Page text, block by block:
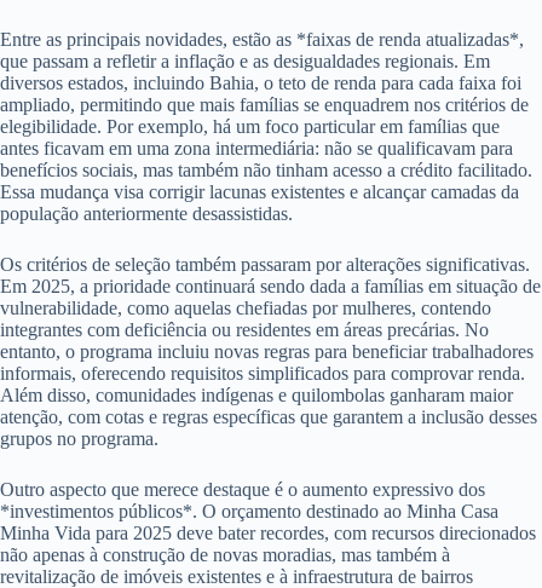
Entre as principais novidades, estão as *faixas de renda atualizadas*,
que passam a refletir a inflação e as desigualdades regionais. Em
diversos estados, incluindo Bahia, o teto de renda para cada faixa foi
ampliado, permitindo que mais famílias se enquadrem nos critérios de
elegibilidade. Por exemplo, há um foco particular em famílias que
antes ficavam em uma zona intermediária: não se qualificavam para
benefícios sociais, mas também não tinham acesso a crédito facilitado.
Essa mudança visa corrigir lacunas existentes e alcançar camadas da
população anteriormente desassistidas.
Os critérios de seleção também passaram por alterações significativas.
Em 2025, a prioridade continuará sendo dada a famílias em situação de
vulnerabilidade, como aquelas chefiadas por mulheres, contendo
integrantes com deficiência ou residentes em áreas precárias. No
entanto, o programa incluiu novas regras para beneficiar trabalhadores
informais, oferecendo requisitos simplificados para comprovar renda.
Além disso, comunidades indígenas e quilombolas ganharam maior
atenção, com cotas e regras específicas que garantem a inclusão desses
grupos no programa.
Outro aspecto que merece destaque é o aumento expressivo dos
*investimentos públicos*. O orçamento destinado ao Minha Casa
Minha Vida para 2025 deve bater recordes, com recursos direcionados
não apenas à construção de novas moradias, mas também à
revitalização de imóveis existentes e à infraestrutura de bairros